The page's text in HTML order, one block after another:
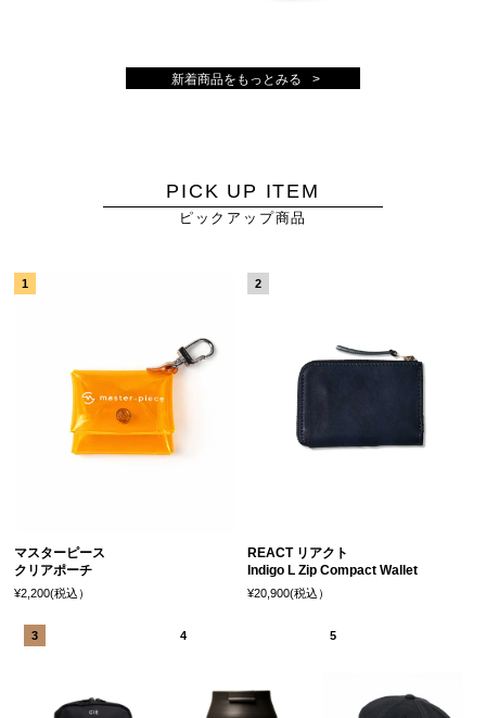
新着商品をもっとみる
PICK UP ITEM
ピックアップ商品
マスターピース
クリアポーチ
¥2,200(税込）
REACT リアクト
Indigo L Zip Compact Wallet
¥20,900(税込）